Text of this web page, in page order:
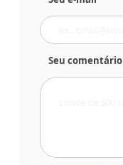
Seu comentário